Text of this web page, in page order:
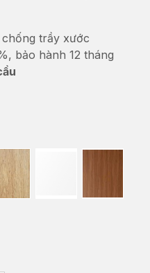
trầy xước
bảo hành 12 tháng